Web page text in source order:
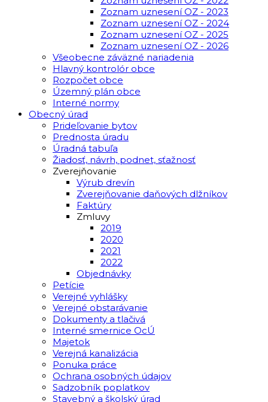
Zoznam uznesení OZ - 2023
Zoznam uznesení OZ - 2024
Zoznam uznesení OZ - 2025
Zoznam uznesení OZ - 2026
Všeobecne záväzné nariadenia
Hlavný kontrolór obce
Rozpočet obce
Územný plán obce
Interné normy
Obecný úrad
Prideľovanie bytov
Prednosta úradu
Úradná tabuľa
Žiadosť, návrh, podnet, sťažnosť
Zverejňovanie
Výrub drevín
Zverejňovanie daňových dlžníkov
Faktúry
Zmluvy
2019
2020
2021
2022
Objednávky
Petície
Verejné vyhlášky
Verejné obstarávanie
Dokumenty a tlačivá
Interné smernice OcÚ
Majetok
Verejná kanalizácia
Ponuka práce
Ochrana osobných údajov
Sadzobník poplatkov
Stavebný a školský úrad